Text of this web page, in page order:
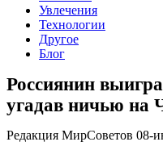
Увлечения
Технологии
Другое
Блог
Россиянин
угадав ничью на
Редакция МирСоветов 08-